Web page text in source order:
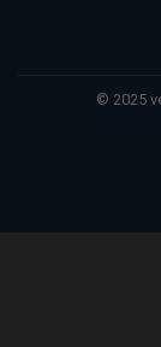
© 2025